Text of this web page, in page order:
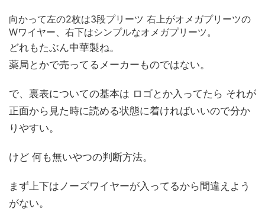
向かって左の2枚は3段プリーツ 右上がオメガプリーツの
Wワイヤー、右下はシンプルなオメガプリーツ。
どれもたぶん中華製ね。
薬局とかで売ってるメーカーものではない。
で、裏表についての基本は ロゴとか入ってたら それが
正面から見た時に読める状態に着ければいいので分か
りやすい。
けど 何も無いやつの判断方法。
まず上下はノーズワイヤーが入ってるから間違えよう
がない。